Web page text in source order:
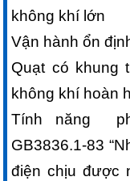
không khí lớn
Vận hành ổn
Quạt có khung
không khí hoàn
Tính năng
GB3836.1-83
điện chịu được